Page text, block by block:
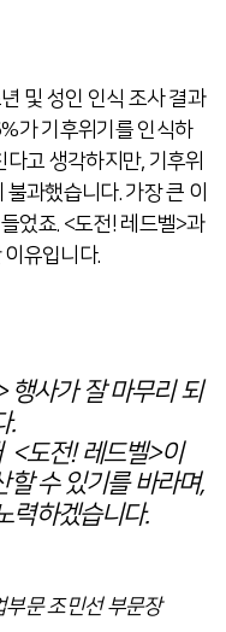
및 성인 인식 조사 결과
가 기후위기를 인식하
고 생각하지만, 기후위
과했습니다. 가장 큰 이
었죠. <도전! 레드벨>과
유입니다.
행사가 잘 마무리 되
.
<도전! 레드벨>이
수 있기를 바라며,
력하겠습니다.
문 조민선 부문장